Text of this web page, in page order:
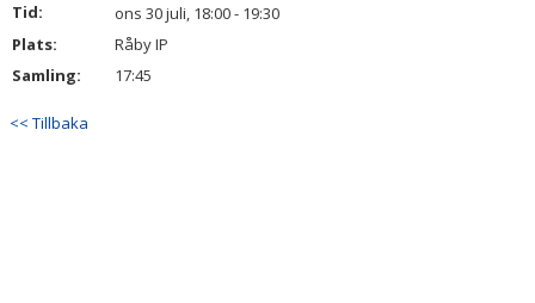
DOKUMENT
KONTAKT
Tid:
ons 30 juli, 18:00 - 19:30
Plats:
Råby IP
Samling:
17:45
<< Tillbaka